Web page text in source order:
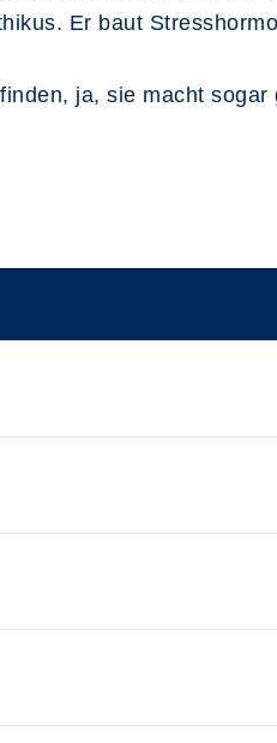
Er baut
ja, sie macht